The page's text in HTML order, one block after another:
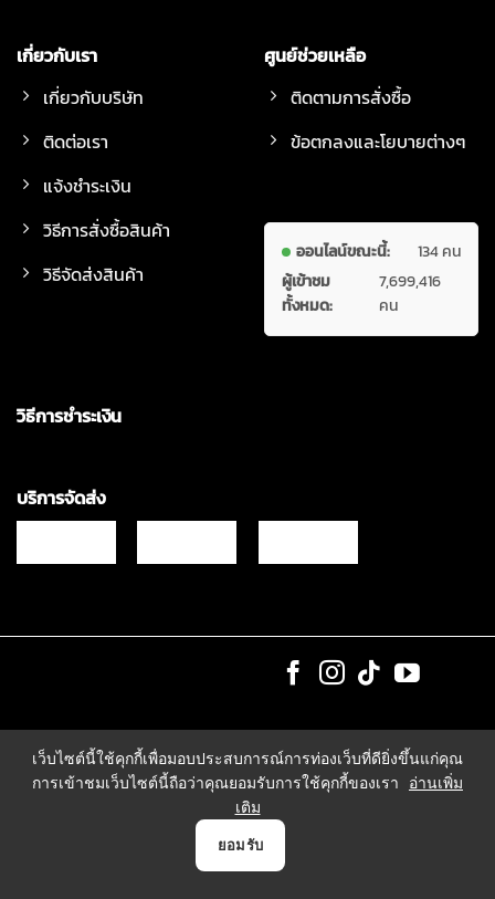
เกี่ยวกับเรา
เกี่ยวกับบริษัท
ติดต่อเรา
แจ้งชำระเงิน
วิธีการสั่งซื้อสินค้า
วิธีจัดส่งสินค้า
ศูนย์ช่วยเหลือ
ติดตามการสั่งซื้อ
ข้อตกลงและโยบายต่างๆ
ออนไลน์ขณะนี้:
134 คน
ผู้เข้าชม
ทั้งหมด:
7,699,416
คน
วิธีการชำระเงิน
บริการจัดส่ง
เว็บไซต์นี้ใช้คุกกี้เพื่อมอบประสบการณ์การท่องเว็บที่ดียิ่งขึ้นแก่คุณ
การเข้าชมเว็บไซต์นี้ถือว่าคุณยอมรับการใช้คุกกี้ของเรา
อ่านเพิ่ม
เติม
ยอมรับ